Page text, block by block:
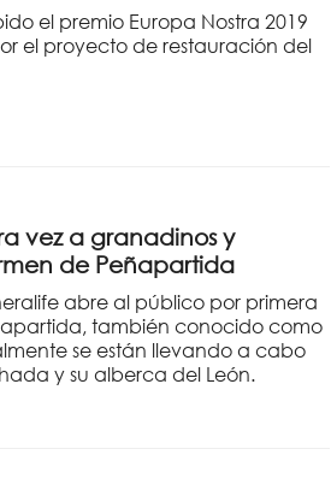
el premio Europa Nostra 2019
el proyecto de restauración del
vez a granadinos y
de Peñapartida
abre al público por primera
también conocido como
se están llevando a cabo
y su alberca del León.